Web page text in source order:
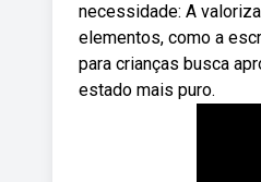
necessidade: A
elementos, como a
para crianças busca
estado mais puro.